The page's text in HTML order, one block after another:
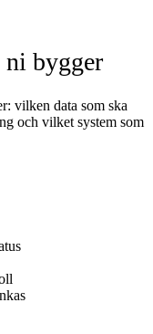
ni bygger
vilken data som ska
och vilket system som